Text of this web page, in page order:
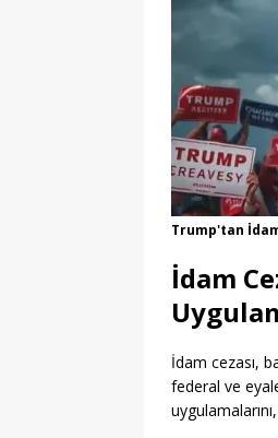
Trump'tan
İdam
İdam cezası,
federal ve
uygulamalarını,